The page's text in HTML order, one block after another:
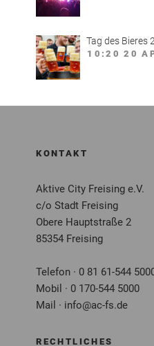
Tag des Bieres
10:20 20
KONTAKT
Aktive City Freising e.V.
c/o Stadt Freising
Obere Hauptstraße 2
85354 Freising
Telefon · 0 81 61-544
Mobil · 0 170-544 5000
Mail · info@ac-fs.de
RECHTLICHES